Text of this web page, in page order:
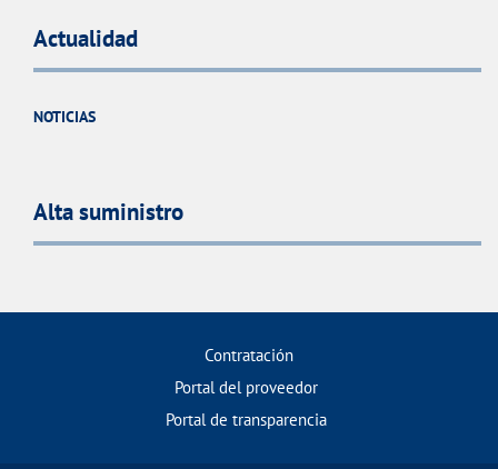
Actualidad
NOTICIAS
Alta suministro
Contratación
Portal del proveedor
Portal de transparencia